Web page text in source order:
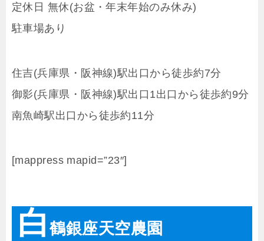
定休日 無休(お盆・年末年始のみ休み)
駐車場あり
住吉(兵庫県・阪神線)駅出口から徒歩約7分
御影(兵庫県・阪神線)駅出口1出口から徒歩約9分
南魚崎駅出口から徒歩約11分
[mappress mapid=”23″]
白鶴銀座天空農園